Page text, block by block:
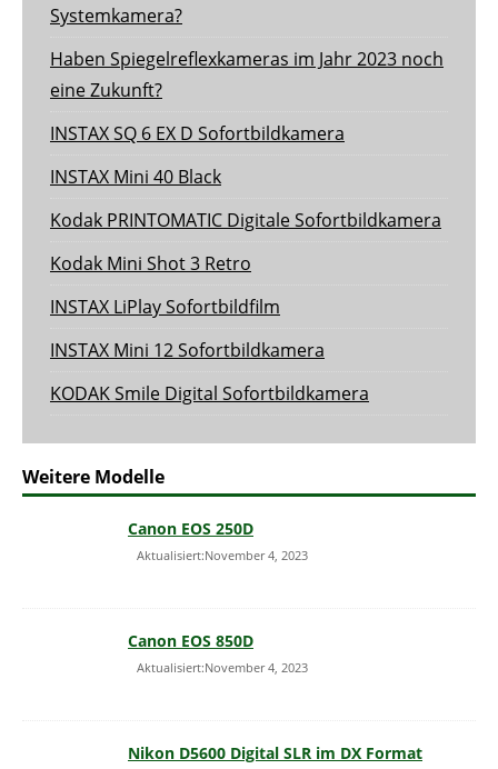
Systemkamera?
Haben Spiegelreflexkameras im Jahr 2023 noch
eine Zukunft?
INSTAX SQ 6 EX D Sofortbildkamera
INSTAX Mini 40 Black
Kodak PRINTOMATIC Digitale Sofortbildkamera
Kodak Mini Shot 3 Retro
INSTAX LiPlay Sofortbildfilm
INSTAX Mini 12 Sofortbildkamera
KODAK Smile Digital Sofortbildkamera
Weitere Modelle
Canon EOS 250D
Aktualisiert:November 4, 2023
Canon EOS 850D
Aktualisiert:November 4, 2023
Nikon D5600 Digital SLR im DX Format